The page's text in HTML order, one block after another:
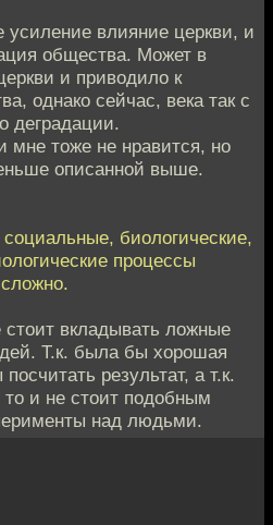
усиление влияние церкви, и
общества. Может в
и приводило к
однако сейчас, века так с
деградации.
мне тоже не нравится, но
описанной выше.
биологические,
процессы
вкладывать ложные
Т.к. была бы хорошая
результат, а т.к.
то и не стоит подобным
над людьми.